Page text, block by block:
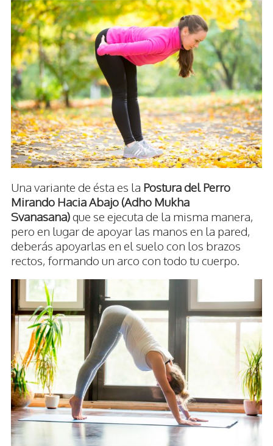
Una variante de ésta es la Postura del Perro
Mirando Hacia Abajo (Adho Mukha
Svanasana)que se ejecuta de la misma manera,
pero en lugar de apoyar las manos en la pared,
deberás apoyarlas en el suelo con los brazos
rectos, formando un arco con todo tu cuerpo.